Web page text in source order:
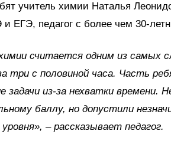
учитель химии Наталья
и ЕГЭ, педагог с более чем 30-
считается одним из самых
три с половиной часа. Часть
задачи из-за нехватки времени.
баллу, но допустили
уровня», – рассказывает педагог.